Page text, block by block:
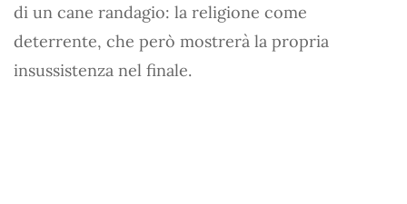
di un cane randagio: la religione come
deterrente, che però mostrerà la propria
insussistenza nel finale.